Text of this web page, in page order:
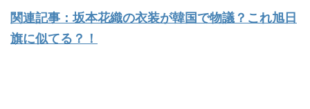
関連記事：坂本花織の衣装が韓国で物議？これ旭日
旗に似てる？！